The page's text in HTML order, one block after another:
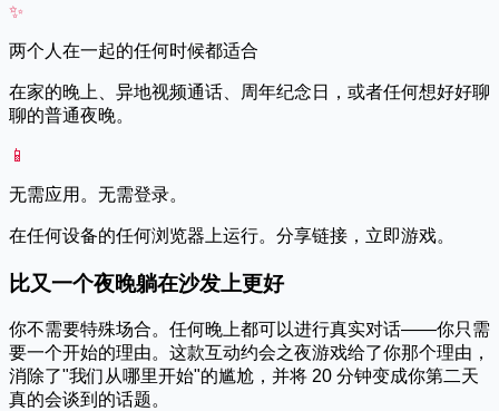
✨
两个人在一起的任何时候都适合
在家的晚上、异地视频通话、周年纪念日，或者任何想好好聊
聊的普通夜晚。
📱
无需应用。无需登录。
在任何设备的任何浏览器上运行。分享链接，立即游戏。
比又一个夜晚躺在沙发上更好
你不需要特殊场合。任何晚上都可以进行真实对话——你只需
要一个开始的理由。这款互动约会之夜游戏给了你那个理由，
消除了"我们从哪里开始"的尴尬，并将 20 分钟变成你第二天
真的会谈到的话题。